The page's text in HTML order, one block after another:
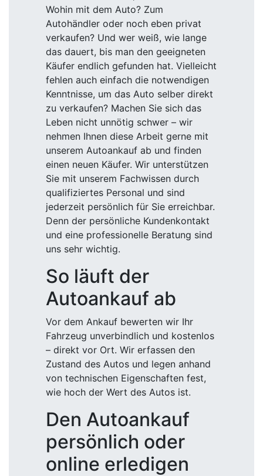
Wohin mit dem Auto? Zum
Autohändler oder noch eben privat
verkaufen? Und wer weiß, wie lange
das dauert, bis man den geeigneten
Käufer endlich gefunden hat. Vielleicht
fehlen auch einfach die notwendigen
Kenntnisse, um das Auto selber direkt
zu verkaufen? Machen Sie sich das
Leben nicht unnötig schwer – wir
nehmen Ihnen diese Arbeit gerne mit
unserem Autoankauf ab und finden
einen neuen Käufer. Wir unterstützen
Sie mit unserem Fachwissen durch
qualifiziertes Personal und sind
jederzeit persönlich für Sie erreichbar.
Denn der persönliche Kundenkontakt
und eine professionelle Beratung sind
uns sehr wichtig.
So läuft der
Autoankauf ab
Vor dem Ankauf bewerten wir Ihr
Fahrzeug unverbindlich und kostenlos
– direkt vor Ort. Wir erfassen den
Zustand des Autos und legen anhand
von technischen Eigenschaften fest,
wie hoch der Wert des Autos ist.
Den Autoankauf
persönlich oder
online erledigen